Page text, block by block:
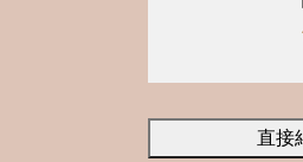
直接